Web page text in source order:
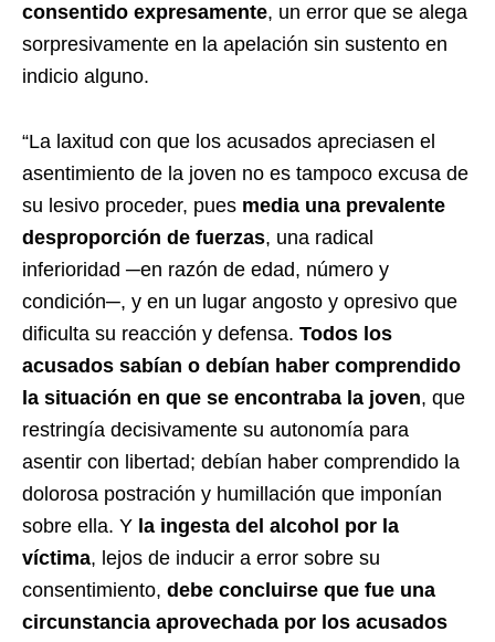
consentido expresamente, un error que se alega
sorpresivamente en la apelación sin sustento en
indicio alguno.
“La laxitud con que los acusados apreciasen el
asentimiento de la joven no es tampoco excusa de
su lesivo proceder, pues media una prevalente
desproporción de fuerzas, una radical
inferioridad ─en razón de edad, número y
condición─, y en un lugar angosto y opresivo que
dificulta su reacción y defensa. Todos los
acusados sabían o debían haber comprendido
la situación en que se encontraba la joven, que
restringía decisivamente su autonomía para
asentir con libertad; debían haber comprendido la
dolorosa postración y humillación que imponían
sobre ella. Y la ingesta del alcohol por la
víctima, lejos de inducir a error sobre su
consentimiento, debe concluirse que fue una
circunstancia aprovechada por los acusados